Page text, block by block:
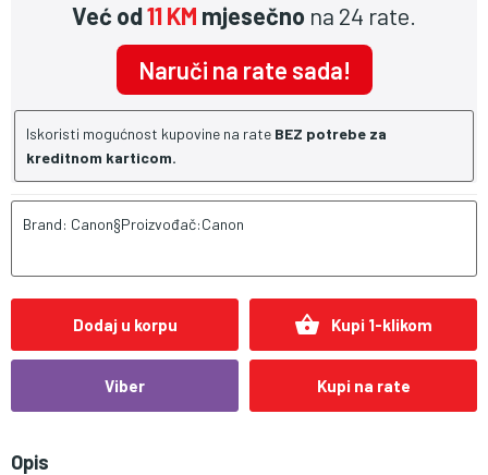
Već od11 KM mjesečno na 24 rate.
Naruči na rate sada!
Iskoristi mogućnost kupovine na rate BEZ potrebe za
kreditnom karticom.
Brand: Canon§Proizvođač:Canon
Dodaj u korpu shopping_basket Kupi 1-klikom
Viber Kupi na rate
Opis